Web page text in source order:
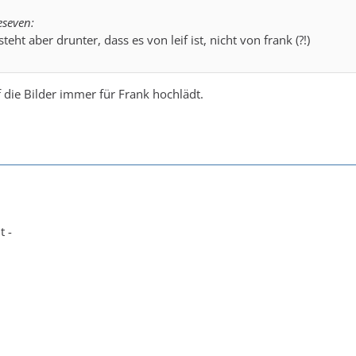
aber drunter, dass es von leif ist, nicht von frank (?!)
die Bilder immer für Frank hochlädt.
-